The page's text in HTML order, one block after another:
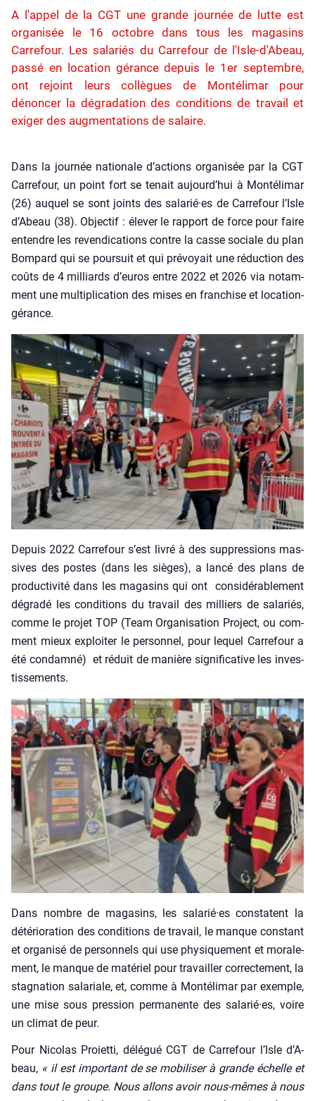
A l'appel de la CGT une grande journée de lutte est
organisée le 16 octobre dans tous les magasins
Carrefour. Les salariés du Carrefour de l'Isle-d'Abeau,
passé en location gérance depuis le 1er septembre,
ont rejoint leurs collègues de Montélimar pour
dénoncer la dégradation des conditions de travail et
exiger des augmentations de salaire.
Dans la jour­née natio­nale d’ac­tions orga­ni­sée par la CGT
Car­re­four, un point fort se tenait aujourd’­hui à Mon­té­li­mar
(26) auquel se sont joints des salarié·es de Car­re­four l’Isle
d’A­beau (38). Objec­tif : éle­ver le rap­port de force pour faire
entendre les reven­di­ca­tions contre la casse sociale du plan
Bom­pard qui se pour­suit et qui pré­voyait une réduc­tion des
coûts de 4 mil­liards d’eu­ros entre 2022 et 2026 via notam­
ment une mul­ti­pli­ca­tion des mises en fran­chise et loca­tion-
gérance.
Depuis 2022 Car­re­four s’est livré à des sup­pres­sions mas­
sives des postes (dans les sièges), a lan­cé des plans de
pro­duc­ti­vi­té dans les maga­sins qui ont consi­dé­ra­ble­ment
dégra­dé les condi­tions du tra­vail des mil­liers de sala­riés,
comme le pro­jet TOP (Team Orga­ni­sa­tion Pro­ject, ou com­
ment mieux exploi­ter le per­son­nel, pour lequel Car­re­four a
été condam­né) et réduit de manière signi­fi­ca­tive les inves­
tis­se­ments.
Dans nombre de maga­sins, les salarié·es constatent la
dété­rio­ra­tion des condi­tions de tra­vail, le manque constant
et orga­ni­sé de per­son­nels qui use phy­si­que­ment et mora­le­
ment, le manque de maté­riel pour tra­vailler cor­rec­te­ment, la
stag­na­tion sala­riale, et, comme à Mon­té­li­mar par exemple,
une mise sous pres­sion per­ma­nente des salarié·es, voire
un cli­mat de peur.
Pour Nico­las Proiet­ti, délé­gué CGT de Car­re­four l’Isle d’A­
beau, « il est impor­tant de se mobi­li­ser à grande échelle et
dans tout le groupe. Nous allons avoir nous-mêmes à nous